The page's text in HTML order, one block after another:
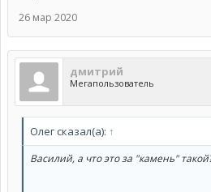
26 мар 2020
дмитрий
Мегапользователь
Олег сказал(а): ↑
Василий, а что это за "камень"